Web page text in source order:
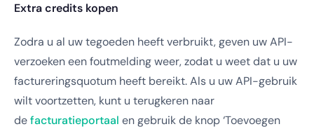
Extra credits kopen
Zodra u al uw tegoeden heeft verbruikt, geven uw API-
verzoeken een foutmelding weer, zodat u weet dat u uw
factureringsquotum heeft bereikt. Als u uw API-gebruik
wilt voortzetten, kunt u terugkeren naar
defacturatieportaal en gebruik de knop ‘Toevoegen